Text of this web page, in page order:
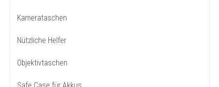
Kamerataschen
Nützliche Helfer
Objektivtaschen